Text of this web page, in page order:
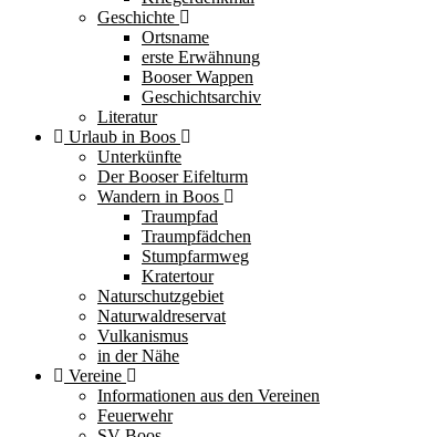
Geschichte
Ortsname
erste Erwähnung
Booser Wappen
Geschichtsarchiv
Literatur
Urlaub in Boos
Unterkünfte
Der Booser Eifelturm
Wandern in Boos
Traumpfad
Traumpfädchen
Stumpfarmweg
Kratertour
Naturschutzgebiet
Naturwaldreservat
Vulkanismus
in der Nähe
Vereine
Informationen aus den Vereinen
Feuerwehr